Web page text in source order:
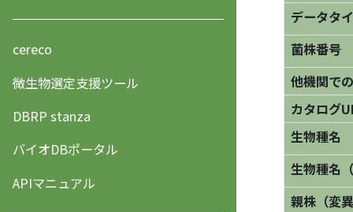
cereco
微生物選定支援ツール
DBRP stanza
バイオDBポータル
APIマニュアル
データタ
菌株番号
他機関で
カタログ
生物種名
生物種名
親株（変